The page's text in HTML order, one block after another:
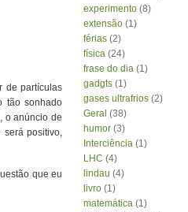
de partículas
tão sonhado
o anúncio de
será positivo,
que eu
experimento (8)
extensão (1)
férias (2)
física (24)
frase do dia (1)
gadgts (1)
gases ultrafrios (2)
Geral (38)
humor (3)
Interciência (1)
LHC (4)
lindau (4)
livro (1)
matemática (1)